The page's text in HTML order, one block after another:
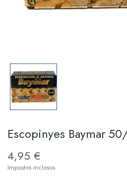
Escopinyes Baymar
4,95 €
Impostos inclosos